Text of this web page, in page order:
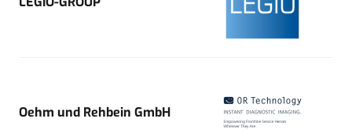
Oehm und Rehbein GmbH